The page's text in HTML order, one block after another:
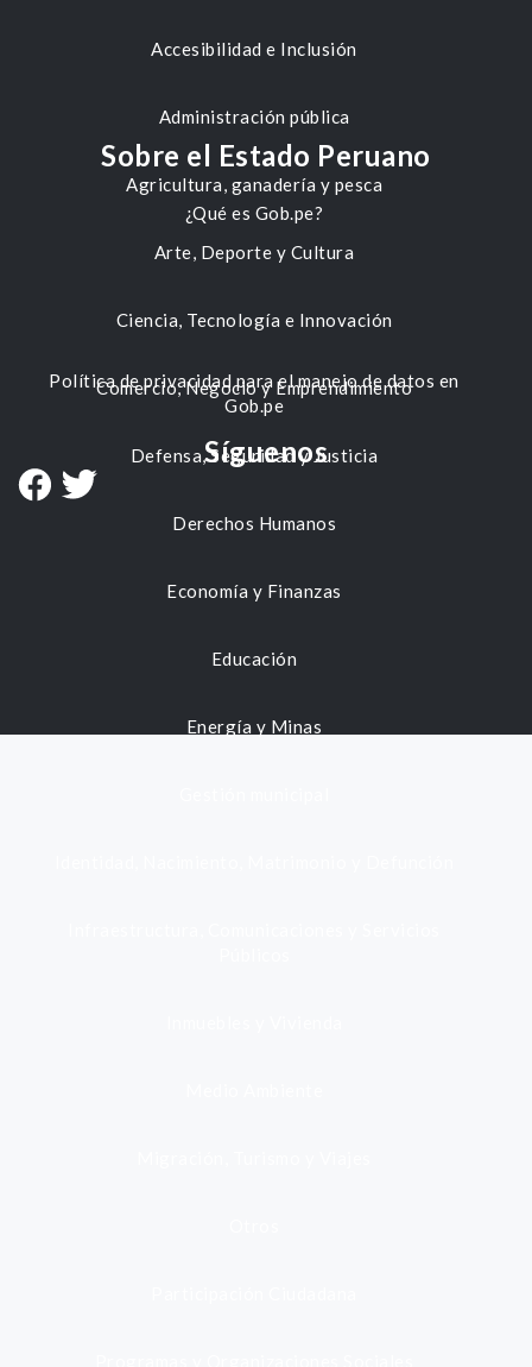
Accesibilidad e Inclusión
Administración pública
Agricultura, ganadería y pesca
Arte, Deporte y Cultura
Ciencia, Tecnología e Innovación
Comercio, Negocio y Emprendimiento
Defensa, Seguridad y Justicia
Derechos Humanos
Economía y Finanzas
Educación
Energía y Minas
Sobre el Estado Peruano
¿Qué es Gob.pe?
Política de privacidad para el manejo de datos en
Gob.pe
Síguenos